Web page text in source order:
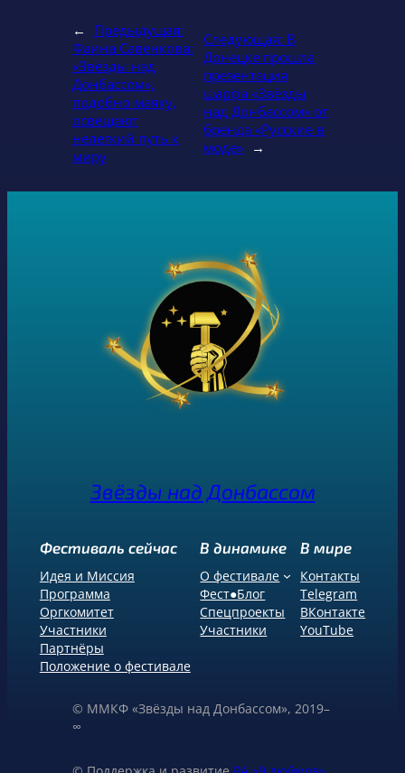
←
Предыдущая:
Фаина Савенкова:
«Звёзды над
Донбассом»,
подобно маяку,
освещают
нелегкий путь к
миру
Следующая: В
Донецке прошла
презентация
шарфа «Звёзды
над Донбассом» от
бренда «Русские в
моде» →
Звёзды над Донбассом
Фестиваль сейчас
Идея и Миссия
Программа
Оргкомитет
Участники
Партнёры
Положение о фестивале
В динамике
О фестивале
Фест●Блог
Спецпроекты
Участники
В мире
Контакты
Telegram
ВКонтакте
YouTube
© ММКФ «Звёзды над Донбассом», 2019–
∞